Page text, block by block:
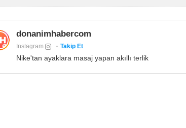
donanimhabercom
Instagram Takip Et
Nike'tan ayaklara masaj yapan akıllı terlik